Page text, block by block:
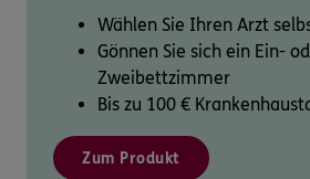
Wählen Sie Ihren Arzt
Gönnen Sie sich ein Ein-
Zweibettzimmer
Bis zu 100 €
Zum Produkt